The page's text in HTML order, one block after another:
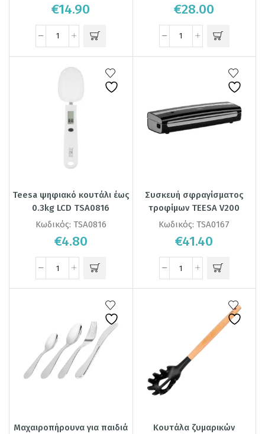
€14.90 €28.00
Teesa ψηφιακό κουτάλι έως
0.3kg LCD TSA0816
Κωδικός: TSA0816
€4.80
Συσκευή σφραγίσματος
τροφίμων TEESA V200
Κωδικός:TSA0167
€41.40
Μαχαιροπήρουνα για παιδιά
Κουτάλα ζυμαρικών